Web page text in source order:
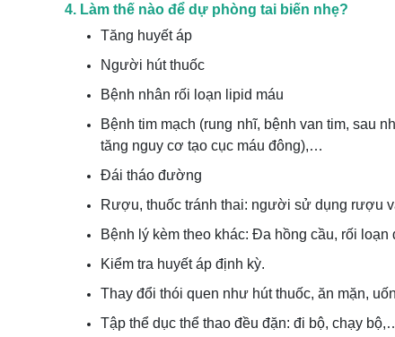
4. Làm thế nào để dự phòng tai biến nhẹ?
Tăng huyết áp
Người hút thuốc
Bệnh nhân rối loạn lipid máu
Bệnh tim mạch (rung nhĩ, bệnh van tim, sau
tăng nguy cơ tạo cục máu đông),…
Đái tháo đường
Rượu, thuốc tránh thai: người sử dụng rượu
Bệnh lý kèm theo khác: Đa hồng cầu, rối
Kiểm tra huyết áp định kỳ.
Thay đổi thói quen như hút thuốc, ăn mặn,
Tập thể dục thể thao đều đặn: đi bộ, chạy